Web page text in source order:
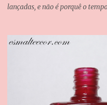
lançadas, e não é porquê o
grandes mudanças dependendo
dificilmente desagrada alguém.
obter essa cobertura, e uma
abrir esse brilho espelhado. E
contem, qual é o seu esmalte
próximo post, amores.